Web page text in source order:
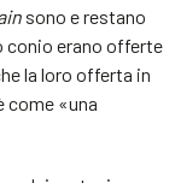
sono e restano
conio erano offerte
la loro offerta in
come «una